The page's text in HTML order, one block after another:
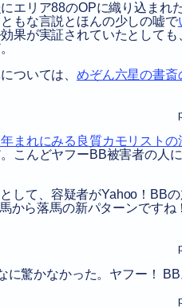
にエリア88のOPに織り込まれ
もな言説とほんの少しの嘘で
果が実証されていたとして
ついては、めぞん六星の書斎
まれにみる良質カモリスト
こんどヤフーBB被害者の人
して、容疑者がYahoo！BB
から落馬の新パターンですね
驚かなかった。ヤフー！ BB